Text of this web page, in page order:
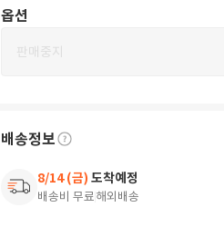
옵션
판매중지
배송정보
8/14 (금) 도착예정
배송비 무료해외배송